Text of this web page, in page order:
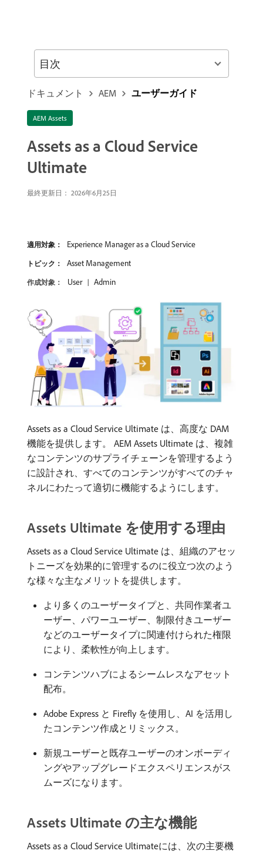
ドキュメント AEM ユーザーガイド
AEM Assets
Assets as a Cloud Service
Ultimate
最終更新日： 2026年6月25日
適用対象： Experience Manager as a Cloud Service
トピック： Asset Management
作成対象： User Admin
Assets as a Cloud Service Ultimate は、高度な DAM
機能を提供します。 AEM Assets Ultimate は、複雑
なコンテンツのサプライチェーンを管理するよう
に設計され、すべてのコンテンツがすべてのチャ
ネルにわたって適切に機能するようにします。
Assets Ultimate を使用する理由
Assets as a Cloud Service Ultimate は、組織のアセッ
トニーズを効果的に管理するのに役立つ次のよう
な様々な主なメリットを提供します。
より多くのユーザータイプと、共同作業者ユ
ーザー、パワーユーザー、制限付きユーザー
などのユーザータイプに関連付けられた権限
により、柔軟性が向上します。
コンテンツハブによるシームレスなアセット
配布。
Adobe Express と Firefly を使用し、AI を活用し
たコンテンツ作成とリミックス。
新規ユーザーと既存ユーザーのオンボーディ
ングやアップグレードエクスペリエンスがス
ムーズになります。
Assets Ultimate の主な機能
Assets as a Cloud Service Ultimateには、次の主要機
目次